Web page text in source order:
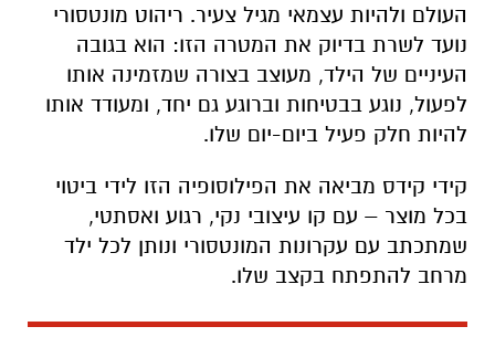
העולם ולהיות עצמאי מגיל צעיר. ריהוט מונטסורי
נועד לשרת בדיוק את המטרה הזו: הוא בגובה
העיניים של הילד, מעוצב בצורה שמזמינה אותו
לפעול, נוגע בבטיחות וברוגע גם יחד, ומעודד אותו
להיות חלק פעיל ביום-יום שלו.
קידי קידס מביאה את הפילוסופיה הזו לידי ביטוי
בכל מוצר – עם קו עיצובי נקי, רגוע ואסתטי,
שמתכתב עם עקרונות המונטסורי ונותן לכל ילד
מרחב להתפתח בקצב שלו.